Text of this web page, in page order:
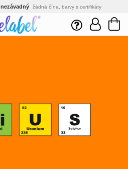
žádná čína, barvy s certifikáty
vlastní vývoj, nejnovější technologie
expedujeme do 24h